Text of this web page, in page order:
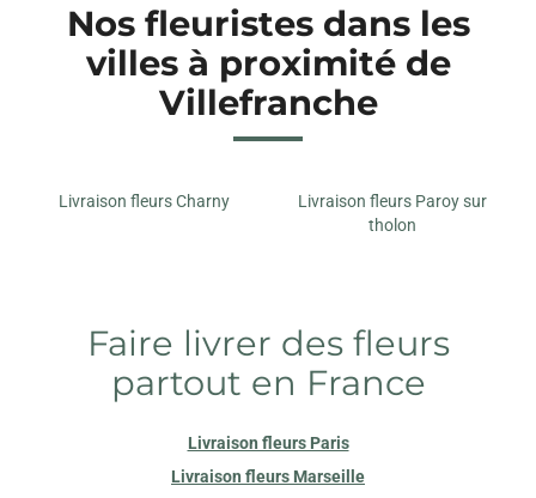
Nos fleuristes dans les
villes à proximité de
Villefranche
Livraison fleurs Charny
Livraison fleurs Paroy sur
tholon
Faire livrer des fleurs
partout en France
Livraison fleurs Paris
Livraison fleurs Marseille